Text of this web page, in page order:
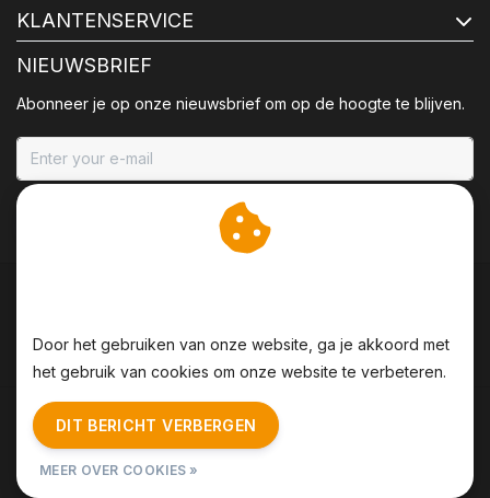
KLANTENSERVICE
NIEUWSBRIEF
Abonneer je op onze nieuwsbrief om op de hoogte te blijven.
Algemene voorwaarden | Disclaimer
Sitemap
| RSS Feed
Door het gebruiken van onze website, ga je akkoord met
het gebruik van cookies om onze website te verbeteren.
DIT BERICHT VERBERGEN
MEER OVER COOKIES »